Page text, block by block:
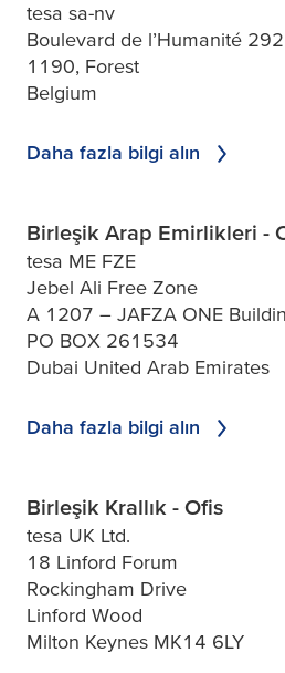
tesa sa-nv
Boulevard de l’Humanité 292
1190, Forest
Belgium
Daha fazla bilgi alın
Birleşik Arap Emirlikleri -
tesa ME FZE
Jebel Ali Free Zone
A 1207 – JAFZA ONE
PO BOX 261534
Dubai United Arab Emirates
Daha fazla bilgi alın
Birleşik Krallık - Ofis
tesa UK Ltd.
18 Linford Forum
Rockingham Drive
Linford Wood
Milton Keynes MK14 6LY